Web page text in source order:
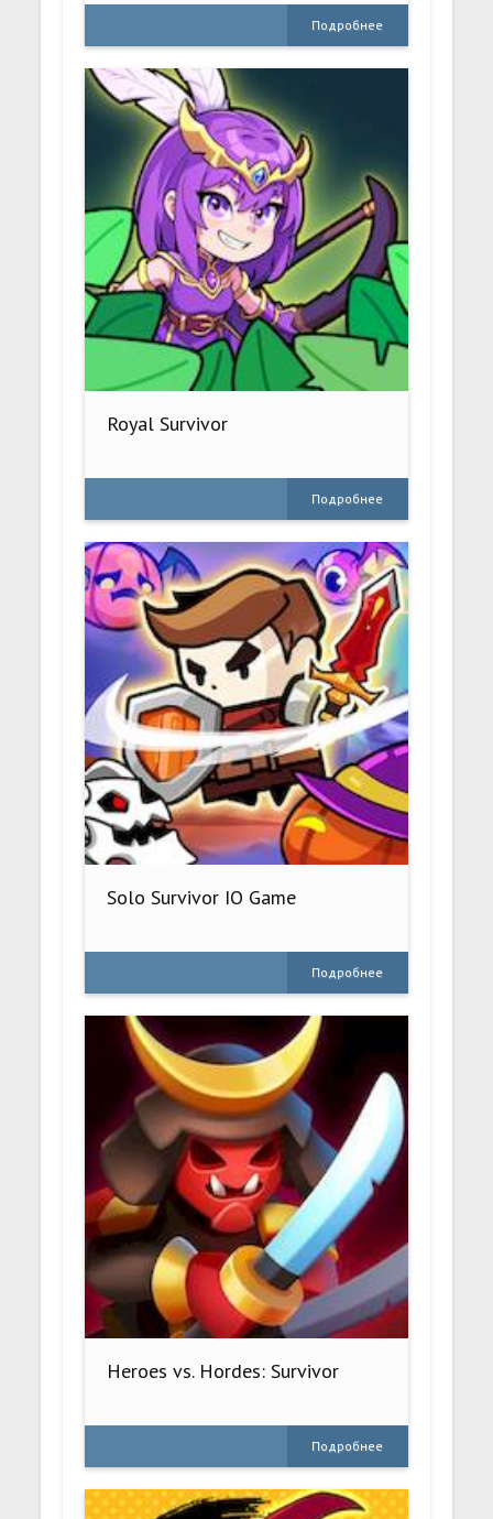
Подробнее
Royal Survivor
Подробнее
Solo Survivor IO Game
Подробнее
Heroes vs. Hordes: Survivor
Подробнее